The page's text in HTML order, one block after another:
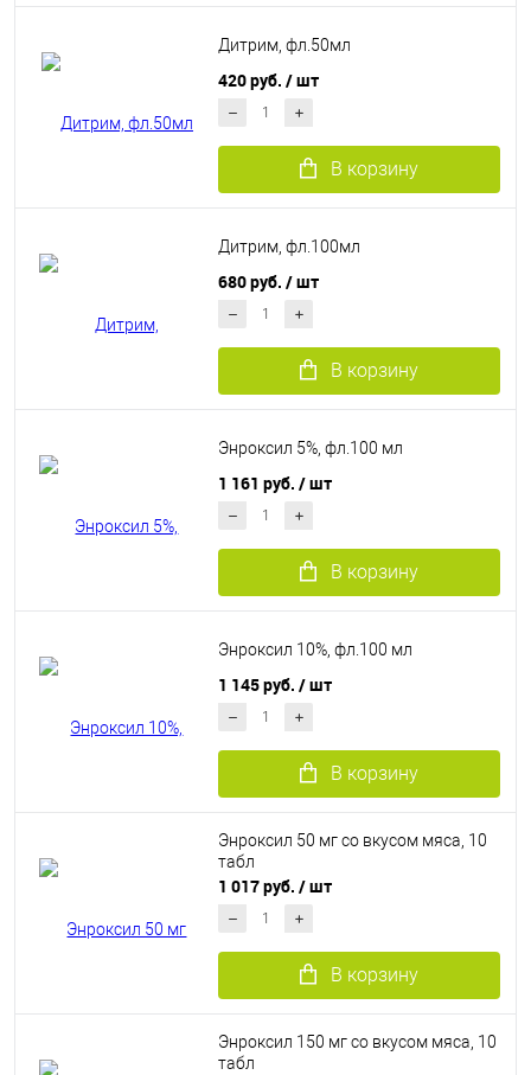
Дитрим, фл.50мл
420 руб. / шт
В корзину
Дитрим, фл.100мл
680 руб. / шт
В корзину
Энроксил 5%, фл.100 мл
1 161 руб. / шт
В корзину
Энроксил 10%, фл.100 мл
1 145 руб. / шт
В корзину
Энроксил 50 мг со вкусом мяса, 10
табл
1 017 руб. / шт
В корзину
Энроксил 150 мг со вкусом мяса, 10
табл